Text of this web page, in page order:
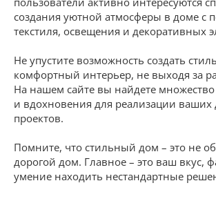
создания уютной атмосферы в доме с
текстиля, освещения и декоративных
Не упустите возможность создать
комфортный интерьер, не выходя за
На нашем сайте вы найдете множество
и вдохновения для реализации ваших
проектов.
Помните, что стильный дом – это не
дорогой дом. Главное – это ваш вкус,
умение находить нестандартные